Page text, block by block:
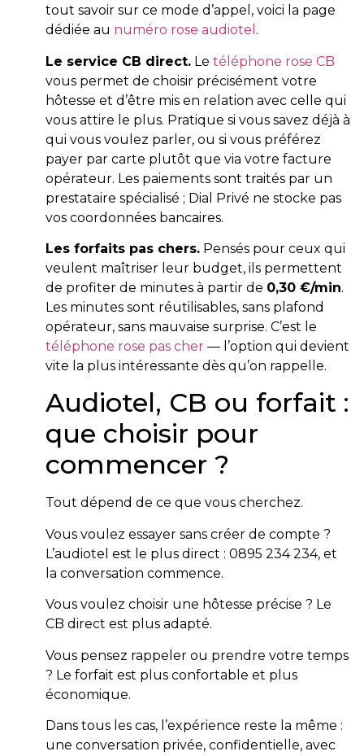
tout savoir sur ce mode d’appel, voici la page
dédiée au numéro rose audiotel .
Le service CB direct. Le téléphone rose CB
vous permet de choisir précisément votre
hôtesse et d’être mis en relation avec celle qui
vous attire le plus. Pratique si vous savez déjà à
qui vous voulez parler, ou si vous préférez
payer par carte plutôt que via votre facture
opérateur. Les paiements sont traités par un
prestataire spécialisé ; Dial Privé ne stocke pas
vos coordonnées bancaires.
Les forfaits pas chers. Pensés pour ceux qui
veulent maîtriser leur budget, ils permettent
de profiter de minutes à partir de 0,30 €/min.
Les minutes sont réutilisables, sans plafond
opérateur, sans mauvaise surprise. C’est le
téléphone rose pas cher — l’option qui devient
vite la plus intéressante dès qu’on rappelle.
Audiotel, CB ou forfait :
que choisir pour
commencer ?
Tout dépend de ce que vous cherchez.
Vous voulez essayer sans créer de compte ?
L’audiotel est le plus direct : 0895 234 234, et
la conversation commence.
Vous voulez choisir une hôtesse précise ? Le
CB direct est plus adapté.
Vous pensez rappeler ou prendre votre temps
? Le forfait est plus confortable et plus
économique.
Dans tous les cas, l’expérience reste la même :
une conversation privée, confidentielle, avec